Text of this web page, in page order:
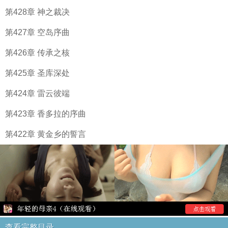
第428章 神之裁决
第427章 空岛序曲
第426章 传承之核
第425章 圣库深处
第424章 雷云彼端
第423章 香多拉的序曲
第422章 黄金乡的誓言